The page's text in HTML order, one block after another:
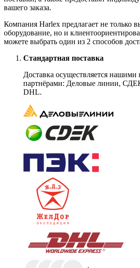
вашего заказа.
Компания Harlex предлагает не только
оборудование, но и
можете выбрать один из 2 способов
Стандартная поставка
Доставка осуществляется
партнёрами: Деловые линии,
DHL.